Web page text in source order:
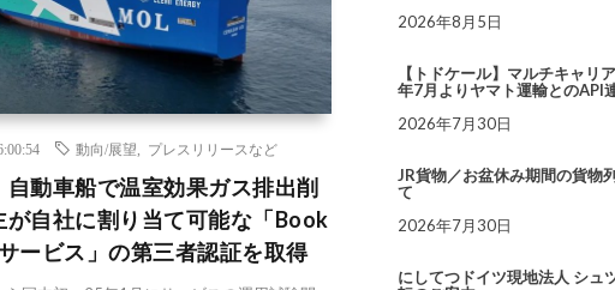
動向/展望 プレスリリースなど
自動車船で温室効果ガス排出削
が自社に割り当て可能な「Book
ービス」の第三者認証を取得
2026年8月5日
【トドケール】マルチキャリ
年7月よりヤマト運輸とのAPI
2026年7月30日
JR貨物／お盆休み期間の貨物
て
2026年7月30日
にしてつドイツ現地法人 シュ